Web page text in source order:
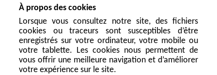
À propos des cookies
Lorsque vous consultez notre site, des fichiers
cookies ou traceurs sont susceptibles d’être
enregistrés sur votre ordinateur, votre mobile ou
votre tablette. Les cookies nous permettent de
vous offrir une meilleure navigation et d’améliorer
votre expérience sur le site.